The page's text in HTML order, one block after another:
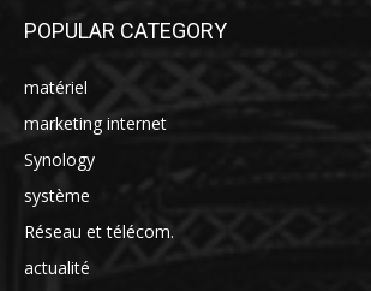
POPULAR CATEGORY
matériel
marketing internet
Synology
système
Réseau et télécom.
actualité